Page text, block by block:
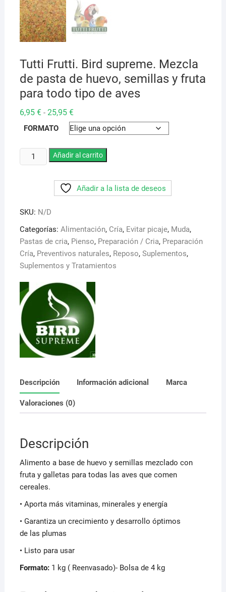
Tutti Frutti. Bird supreme. Mezcla
de pasta de huevo, semillas y fruta
para todo tipo de aves
6,95 € - 25,95 €Rango
precios:
desde
hasta
25,95 €
FORMATO
Tutti
Frutti.
de
pasta
de
huevo,
semillas
fruta
para
todo
tipo
de
aves
cantidad
Añadir al carrito
Añadir a la lista de deseos
SKU: N/D
Categorías: Alimentación, Cría, Evitar picaje, Muda,
Pastas de cria, Pienso, Preparación / Cria, Preparación
Cría, Preventivos naturales, Reposo, Suplementos,
Suplementos y Tratamientos
Descripción Información adicional Marca
Valoraciones (0)
Descripción
Alimento a base de huevo y semillas mezclado con
fruta y galletas para todas las aves que comen
cereales.
• Aporta más vitaminas, minerales y energía
• Garantiza un crecimiento y desarrollo óptimos
de las plumas
• Listo para usar
Formato:1 kg ( Reenvasado)- Bolsa de 4 kg